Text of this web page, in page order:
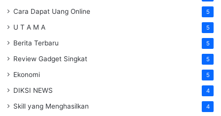
Cara Dapat Uang Online 5
U T A M A 5
Berita Terbaru 5
Review Gadget Singkat 5
Ekonomi 5
DIKSI NEWS 4
Skill yang Menghasilkan 4